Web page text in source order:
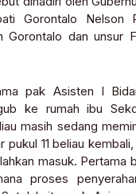
Gorontalo Nelson
Gorontalo dan unsur
pak Asisten I
ke rumah ibu
masih sedang
pukul 11 beliau
masuk. Pertama
proses